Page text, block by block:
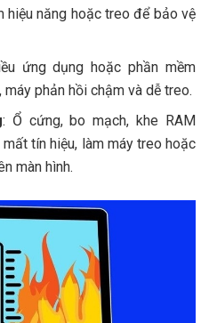
hiệu năng hoặc treo để bảo vệ
ứng dụng hoặc phần mềm
máy phản hồi chậm và dễ treo.
: Ổ cứng, bo mạch, khe RAM
tín hiệu, làm máy treo hoặc
màn hình.